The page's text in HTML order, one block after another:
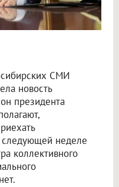
СМИ
новость
президента
следующей неделе
коллективного